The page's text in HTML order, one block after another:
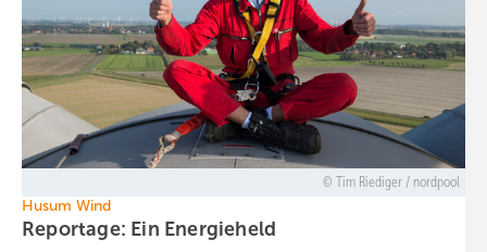
Tim Riediger / nordpool
Husum Wind
Reportage: Ein Energieheld